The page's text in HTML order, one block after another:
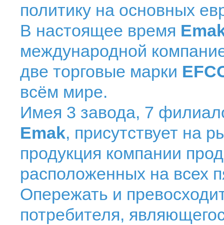
политику на основных
В настоящее время
международной
две торговые марки
всём мире.
Имея 3 завода, 7
Еmak, присутствует на
продукция компании
расположенных на всех
Опережать и
потребителя,